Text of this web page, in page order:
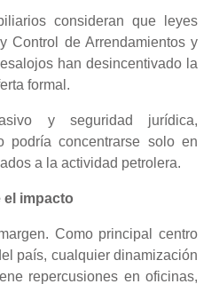
consideran que leyes
Control de Arrendamientos y
han desincentivado la
formal.
y seguridad jurídica,
podría concentrarse solo en
a la actividad petrolera.
el impacto
Como principal centro
país, cualquier dinamización
repercusiones en oficinas,